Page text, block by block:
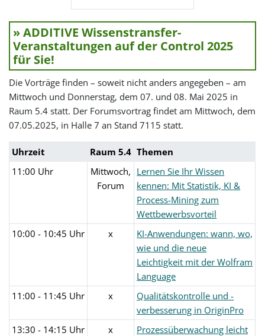
» ADDITIVE Wissenstransfer-
Veranstaltungen auf der Control 2025
für Sie!
Die Vorträge finden – soweit nicht anders angegeben – am
Mittwoch und Donnerstag, dem 07. und 08. Mai 2025 in
Raum 5.4 statt. Der Forumsvortrag findet am Mittwoch, dem
07.05.2025, in Halle 7 an Stand 7115 statt.
Uhrzeit Raum 5.4 Themen
11:00 Uhr
Mittwoch,
Forum
Lernen Sie Ihr Wissen
kennen: Mit Statistik, KI &
Process-Mining zum
Wettbewerbsvorteil
10:00 - 10:45 Uhr
x
KI-Anwendungen: wann, wo,
wie und die neue
Leichtigkeit mit der Wolfram
Language
11:00 - 11:45 Uhr
x
Qualitätskontrolle und -
verbesserung in OriginPro
13:30 - 14:15 Uhr
x
Prozessüberwachung leicht